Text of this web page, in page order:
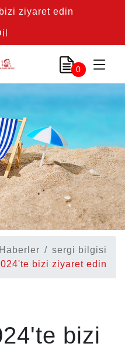
ziyaret edin
0
Haberler
sergi bilgisi
bizi ziyaret edin
bizi